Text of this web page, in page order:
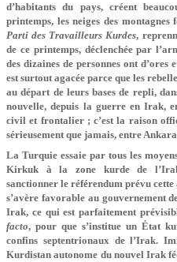
d’habitants du pays, créent
printemps, les neiges des
Parti des Travailleurs Kurdes,
de ce printemps, déclenchée par
des dizaines de personnes ont
est surtout agacée parce que les
au départ de leurs bases de repli,
nouvelle, depuis la guerre en Irak,
civil et frontalier ; c’est la raison
sérieusement que jamais, entre
La Turquie essaie par tous les
Kirkuk à la zone kurde de
sanctionner le référendum prévu
s’avère favorable au gouvernement
Irak, ce qui est parfaitement
facto, pour que s’institue un État
confins septentrionaux de l’Irak.
Kurdistan autonome du nouvel Irak